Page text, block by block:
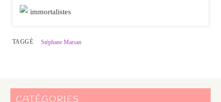
TAGGÉ Stéphane Marsan
CATÉGORIES